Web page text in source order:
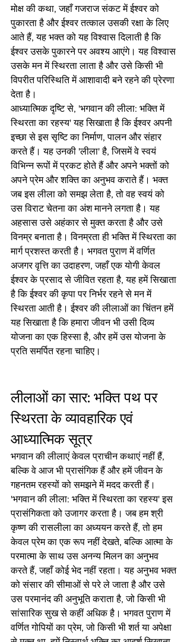
मोक्ष की कथा, जहाँ गजराज संकट में ईश्वर को
पुकारता है और ईश्वर तत्काल उसकी रक्षा के लिए
आते हैं, यह भक्त को यह विश्वास दिलाती है कि
ईश्वर उसके पुकारने पर अवश्य आएंगे। यह विश्वास
उसके मन में स्थिरता लाता है और उसे किसी भी
विपरीत परिस्थिति में आशावादी बने रहने की प्रेरणा
देता है।
आध्यात्मिक दृष्टि से, 'भगवान की लीला: भक्ति में
स्थिरता का रहस्य' यह सिखाता है कि ईश्वर अपनी
इच्छा से इस सृष्टि का निर्माण, पालन और संहार
करते हैं। यह उनकी 'लीला' है, जिसमें वे स्वयं
विभिन्न रूपों में प्रकट होते हैं और अपने भक्तों को
अपने प्रेम और शक्ति का अनुभव कराते हैं। भक्त
जब इस लीला को समझ लेता है, तो वह स्वयं को
उस विराट चेतना का अंश मानने लगता है। यह
अहसास उसे अहंकार से मुक्त करता है और उसे
विनम्र बनाता है। विनम्रता ही भक्ति में स्थिरता का
मार्ग प्रशस्त करती है। भगवत पुराण में वर्णित
अजगर वृत्ति का उदाहरण, जहाँ एक योगी केवल
ईश्वर के प्रसाद से जीवित रहता है, यह हमें सिखाता
है कि ईश्वर की कृपा पर निर्भर रहने से मन में
स्थिरता आती है। ईश्वर की लीलाओं का चिंतन हमें
यह सिखाता है कि हमारा जीवन भी उसी दिव्य
योजना का एक हिस्सा है, और हमें उस योजना के
प्रति समर्पित रहना चाहिए।
लीलाओं का सार: भक्ति पथ पर
स्थिरता के व्यावहारिक एवं
आध्यात्मिक सूत्र
भगवान की लीलाएं केवल प्राचीन कथाएं नहीं हैं,
बल्कि वे आज भी प्रासंगिक हैं और हमें जीवन के
गहनतम रहस्यों को समझने में मदद करती हैं।
'भगवान की लीला: भक्ति में स्थिरता का रहस्य' इस
प्रासंगिकता को उजागर करता है। जब हम श्री
कृष्ण की रासलीला का अध्ययन करते हैं, तो हम
केवल प्रेम का एक रूप नहीं देखते, बल्कि आत्मा के
परमात्मा के साथ उस अनन्य मिलन का अनुभव
करते हैं, जहाँ कोई भेद नहीं रहता। यह अनुभव भक्त
को संसार की सीमाओं से परे ले जाता है और उसे
उस परमानंद की अनुभूति कराता है, जो किसी भी
सांसारिक सुख से कहीं अधिक है। भगवत पुराण में
वर्णित गोपियों का प्रेम, जो किसी भी शर्त या अपेक्षा